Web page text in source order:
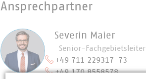
Ansprechpartner
Severin Maier
Senior-Fachgebietsleiter
+49 711 229317-73
+49 170 8558578